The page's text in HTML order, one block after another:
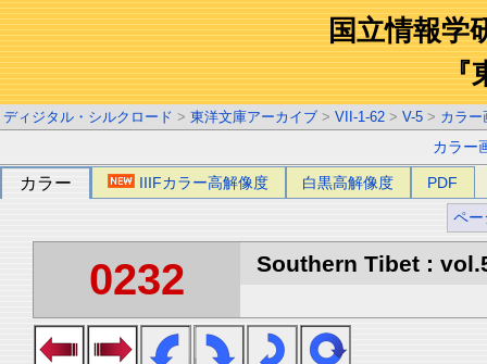
国立情報学
『
ディジタル・シルクロード > 東洋文庫アーカイブ > VII-1-62 > V-5 > カラー
カラー
カラー IIIFカラー高解像度 白黒高解像度 PDF
ペー
0232 Southern Tibet :